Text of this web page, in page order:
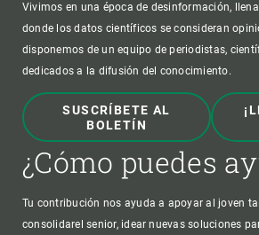
Vivimos en una época de desinformación,
donde los datos científicos se consideran
disponemos de un equipo de periodistas,
dedicados a la difusión del conocimiento.
SUSCRÍBETE AL
BOLETÍN
¿Cómo puedes
Tu contribución nos ayuda a apoyar al joven
consolidarel senior, idear nuevas soluciones